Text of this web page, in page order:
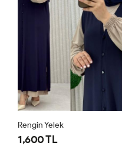
Rengin Yelek
1,600 TL